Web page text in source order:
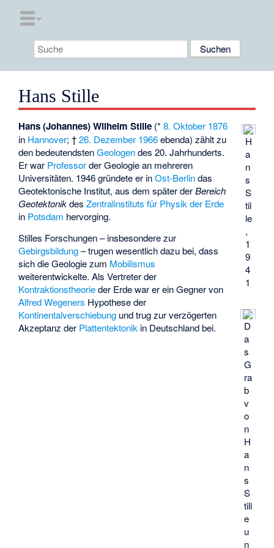
Hans Stille
H
a
n
s
S
til
le
,
1
9
4
1
D
a
s
G
ra
b
v
o
n
H
a
n
s
S
till
e
u
n
Hans (Johannes) Wilhelm Stille (*8. Oktober 1876
in Hannover; †26. Dezember 1966ebenda) zählt zu
den bedeutendstenGeologendes 20. Jahrhunderts.
Er war Professorder Geologie an mehreren
Universitäten. 1946 gründete er inOst-Berlindas
Geotektonische Institut, aus dem später derBereich
GeotektonikdesZentralinstituts für Physik der Erde
in Potsdam hervorging.
Stilles Forschungen – insbesondere zur
Gebirgsbildung– trugen wesentlich dazu bei, dass
sich die Geologie zum Mobilismus
weiterentwickelte. Als Vertreter der
Kontraktionstheorieder Erde war er ein Gegner von
Alfred Wegeners Hypothese der
Kontinentalverschiebung und trug zur verzögerten
Akzeptanz der Plattentektonik in Deutschland bei.